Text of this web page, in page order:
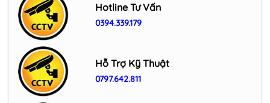
Hotline Tư Vấn
0394.339.179
Hỗ Trợ Kỹ Thuật
0797.642.811